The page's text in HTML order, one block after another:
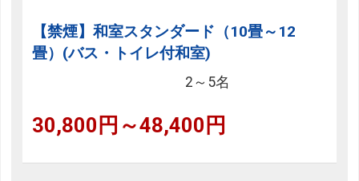
【禁煙】和室スタンダード（10畳～12
畳）(バス・トイレ付和室)
2～5名
30,800円～48,400円